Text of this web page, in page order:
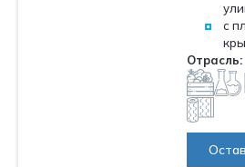
с
Отрасль:
Оставить
Нажимая кнопку отправить, вы